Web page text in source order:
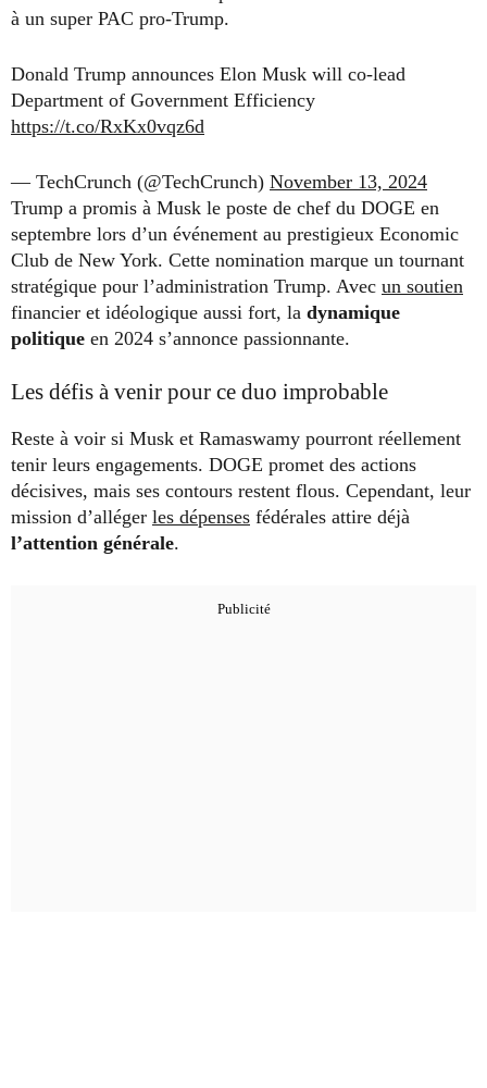
à un super PAC pro-Trump.
Donald Trump announces Elon Musk will co-lead
Department of Government Efficiency
https://t.co/RxKx0vqz6d
— TechCrunch (@TechCrunch) November 13, 2024
Trump a promis à Musk le poste de chef du DOGE en
septembre lors d’un événement au prestigieux Economic
Club de New York. Cette nomination marque un tournant
stratégique pour l’administration Trump. Avec un soutien
financier et idéologique aussi fort, la dynamique
politique en 2024 s’annonce passionnante.
Les défis à venir pour ce duo improbable
Reste à voir si Musk et Ramaswamy pourront réellement
tenir leurs engagements. DOGE promet des actions
décisives, mais ses contours restent flous. Cependant, leur
mission d’alléger les dépenses fédérales attire déjà
l’attention générale.